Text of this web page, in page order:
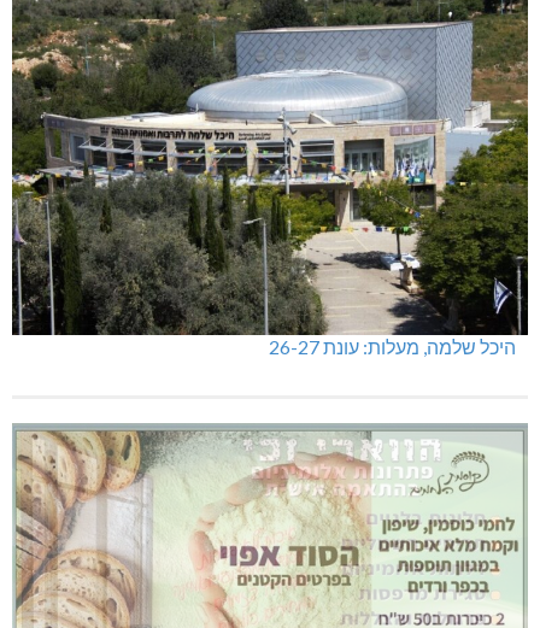
היכל שלמה, מעלות: עונת 26-27